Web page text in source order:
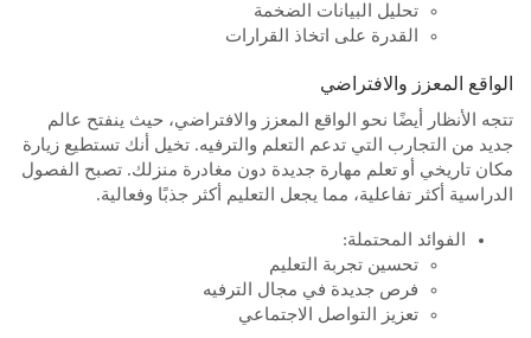
تحليل البيانات الضخمة
القدرة على اتخاذ القرارات
الواقع المعزز والافتراضي
تتجه الأنظار أيضًا نحو الواقع المعزز والافتراضي، حيث ينفتح عالم
جديد من التجارب التي تدعم التعلم والترفيه. تخيل أنك تستطيع زيارة
مكان تاريخي أو تعلم مهارة جديدة دون مغادرة منزلك. تصبح الفصول
الدراسية أكثر تفاعلية، مما يجعل التعليم أكثر جذبًا وفعالية.
الفوائد المحتملة:
تحسين تجربة التعليم
فرص جديدة في مجال الترفيه
تعزيز التواصل الاجتماعي